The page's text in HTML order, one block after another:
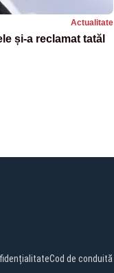
Actualitate
și-a reclamat tatăl
Cod de conduită